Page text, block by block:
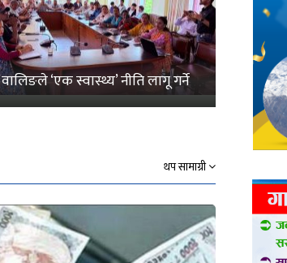
वालिङले ‘एक स्वास्थ्य’ नीति लागू गर्ने
थप सामाग्री